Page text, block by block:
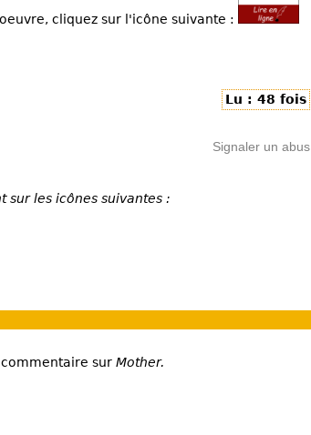
cliquez sur l'icône suivante :
Lu : 48 fois
Signaler un abus
sur les icônes suivantes :
sur Mother.